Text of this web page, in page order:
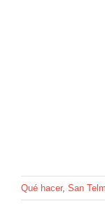
Qué hacer, San